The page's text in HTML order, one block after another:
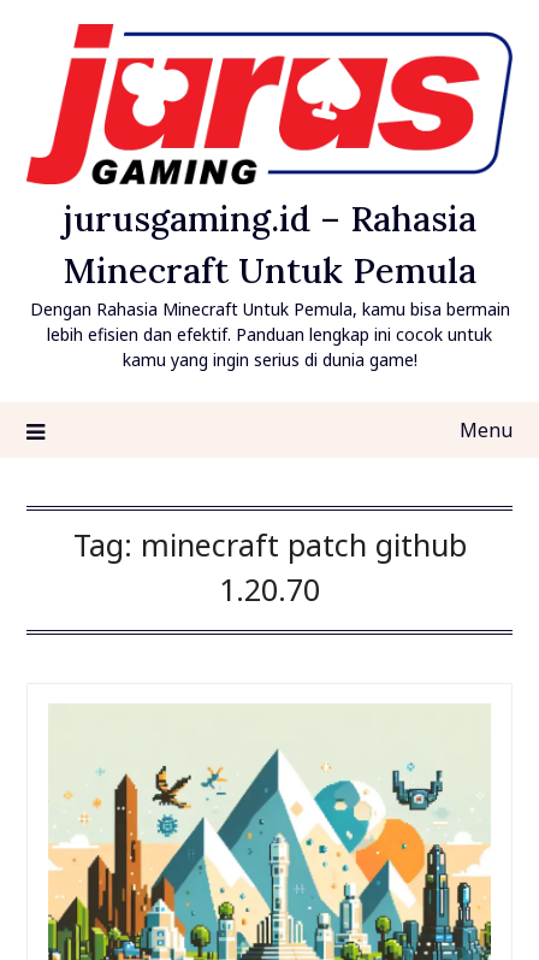
content
jurusgaming.id – Rahasia
Minecraft Untuk Pemula
Dengan Rahasia Minecraft Untuk Pemula, kamu bisa bermain
lebih efisien dan efektif. Panduan lengkap ini cocok untuk
kamu yang ingin serius di dunia game!
Menu
Tag: minecraft patch github
1.20.70